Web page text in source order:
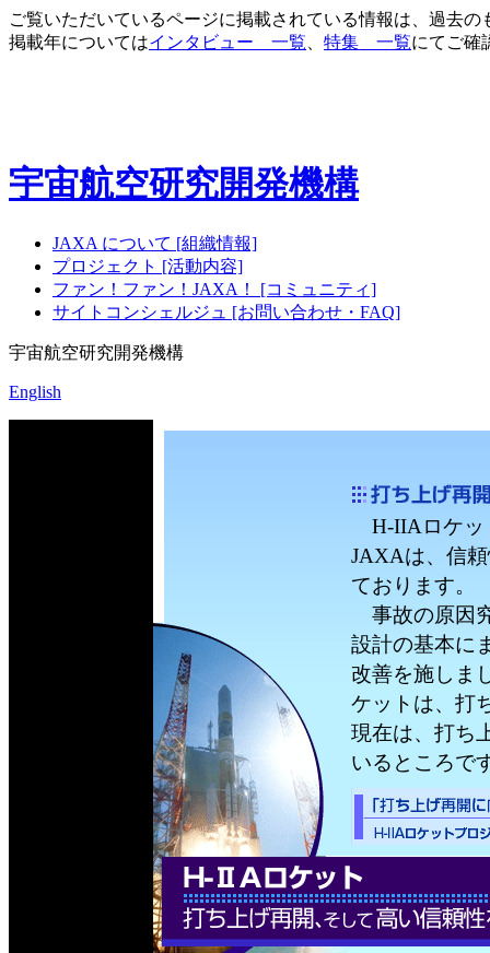
ご覧いただいているページに掲載されている情報は、過去
掲載年についてはインタビュー 一覧 特集 一覧にてご確
宇宙航空研究開発機構
JAXA について [組織情報]
プロジェクト [活動内容]
ファン！ファン！JAXA！ [コミュニティ]
サイトコンシェルジュ [お問い合わせ・FAQ]
宇宙航空研究開発機構
English
H-IIAロケッ
JAXAは、信
ております。
事故の原因
設計の基本に
改善を施しま
ケットは、打
現在は、打ち
いるところで